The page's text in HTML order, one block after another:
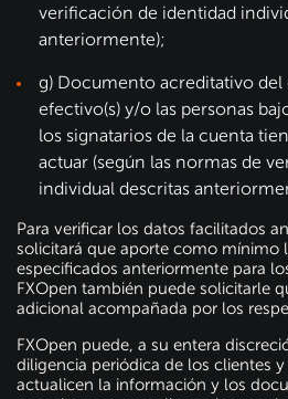
verificación de identidad
anteriormente);
g) Documento acreditativo del
efectivo(s) y/o las personas
los signatarios de la cuenta
actuar (según las normas de
individual descritas
Para verificar los datos facilitados
solicitará que aporte como mínimo
especificados anteriormente para
FXOpen también puede solicitarle
adicional acompañada por los
FXOpen puede, a su entera
diligencia periódica de los clientes
actualicen la información y los